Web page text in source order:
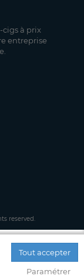
à prix
entreprise
Tout accepter
Paramétrer
reserved.